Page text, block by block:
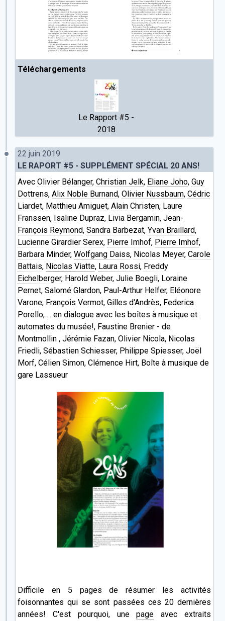
Téléchargements
Le Rapport #5 -
2018
22 juin 2019
LE RAPORT #5 - SUPPLÉMENT SPÉCIAL 20 ANS!
Avec Olivier Bélanger, Christian Jelk, Eliane Joho, Guy
Dottrens, Alix Noble Burnand, Olivier Nussbaum, Cédric
Liardet, Matthieu Amiguet, Alain Christen, Laure
Franssen, Isaline Dupraz, Livia Bergamin, Jean-
François Reymond, Sandra Barbezat, Yvan Braillard,
Lucienne Girardier Serex, Pierre Imhof, Pierre Imhof,
Barbara Minder, Wolfgang Daiss, Nicolas Meyer, Carole
Battais, Nicolas Viatte, Laura Rossi, Freddy
Eichelberger, Harold Weber, Julie Boegli, Loraine
Pernet, Salomé Glardon, Paul-Arthur Helfer, Eléonore
Varone, François Vermot, Gilles d'Andrès, Federica
Porello, ... en dialogue avec les boîtes à musique et
automates du musée!, Faustine Brenier - de
Montmollin , Jérémie Fazan, Olivier Nicola, Nicolas
Friedli, Sébastien Schiesser, Philippe Spiesser, Joël
Morf, Célien Simon, Clémence Hirt, Boîte à musique de
gare Lassueur
Difficile en 5 pages de résumer les activités
foisonnantes qui se sont passées ces 20 dernières
années! C'est pourquoi, unepage avec extraits